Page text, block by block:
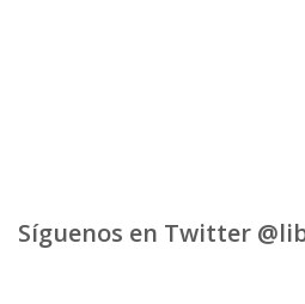
Síguenos en Twitter